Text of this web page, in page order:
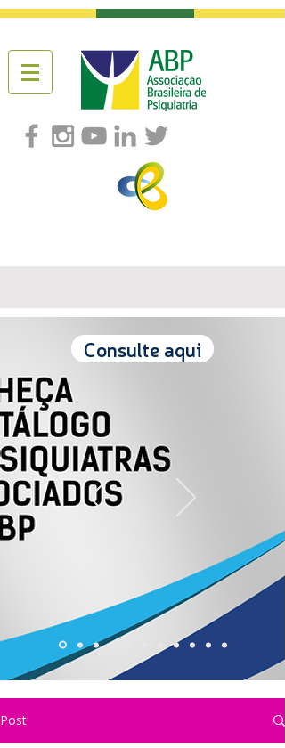
Consulte aqui
Post